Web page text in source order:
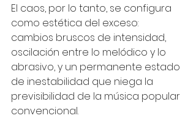
El caos, por lo tanto, se configura
como estética del exceso:
cambios bruscos de intensidad,
oscilación entre lo melódico y lo
abrasivo, y un permanente estado
de inestabilidad que niega la
previsibilidad de la música popular
convencional.